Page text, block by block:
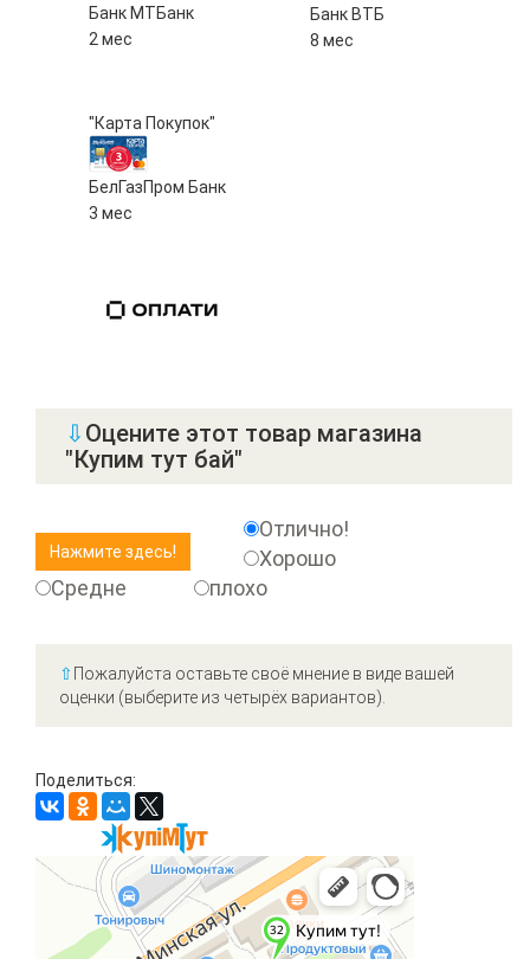
Банк МТБанк
2 мес
Банк ВТБ
8 мес
"Карта Покупок"
БелГазПром Банк
3 мес
⇩ Оцените этот товар магазина
"Купим тут бай"
Отлично!
Хорошо
Средне
плохо
⇧ Пожалуйста оставьте своё мнение в виде вашей
оценки (выберите из четырёх вариантов).
Поделиться: